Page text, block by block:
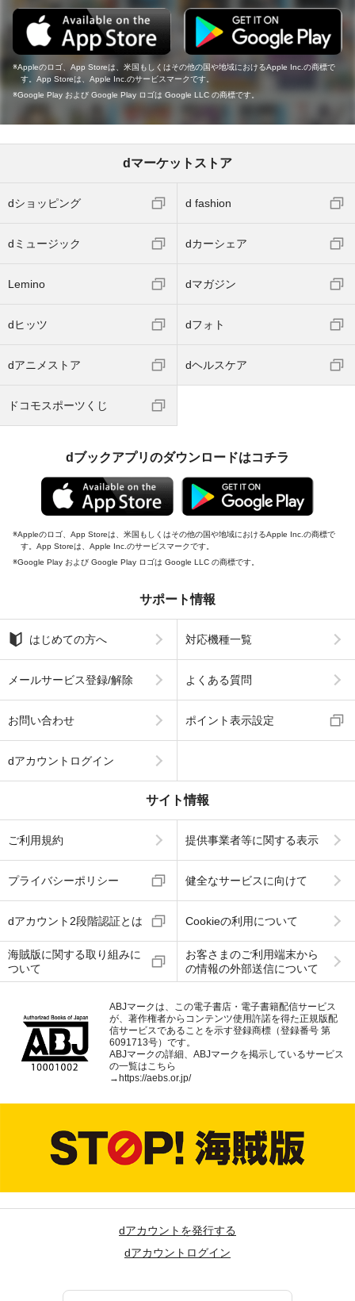
Appleのロゴ、App Storeは、米国もしくはその他の国や地域におけるApple Inc.の商標で
す。App Storeは、Apple Inc.のサービスマークです。
Google Play および Google Play ロゴは Google LLC の商標です。
dマーケットストア
dショッピング d fashion
dミュージック dカーシェア
Lemino dマガジン
dヒッツ dフォト
dアニメストア dヘルスケア
ドコモスポーツくじ
dブックアプリのダウンロードはコチラ
Appleのロゴ、App Storeは、米国もしくはその他の国や地域におけるApple Inc.の商標で
す。App Storeは、Apple Inc.のサービスマークです。
Google Play および Google Play ロゴは Google LLC の商標です。
サポート情報
はじめての方へ 対応機種一覧
メールサービス登録/解除 よくある質問
お問い合わせ ポイント表示設定
dアカウントログイン
サイト情報
ご利用規約 提供事業者等に関する表示
プライバシーポリシー 健全なサービスに向けて
dアカウント2段階認証とは Cookieの利用について
海賊版に関する取り組みに
ついて
お客さまのご利用端末から
の情報の外部送信について
ABJマークは、この電子書店・電子書籍配信サービス
が、著作権者からコンテンツ使用許諾を得た正規版配
信サービスであることを示す登録商標（登録番号 第
6091713号）です。
ABJマークの詳細、ABJマークを掲示しているサービス
の一覧はこちら
→ https://aebs.or.jp/
dアカウントを発行する
dアカウントログイン